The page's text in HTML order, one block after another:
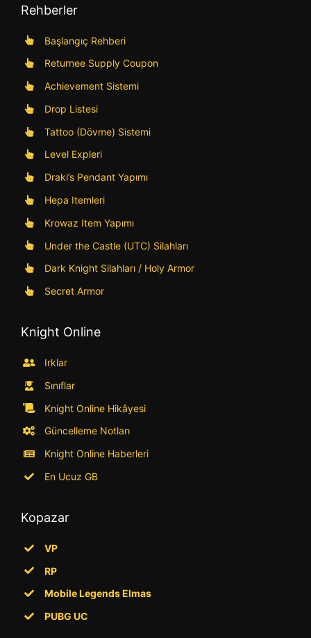
Rehberler
Başlangıç Rehberi
Returnee Supply Coupon
Achievement Sistemi
Drop Listesi
Tattoo (Dövme) Sistemi
Level Expleri
Draki’s Pendant Yapımı
Hepa Itemleri
Krowaz Item Yapımı
Under the Castle (UTC) Silahları
Dark Knight Silahları / Holy Armor
Secret Armor
Knight Online
Irklar
Sınıflar
Knight Online Hikâyesi
Güncelleme Notları
Knight Online Haberleri
En Ucuz GB
Kopazar
VP
RP
Mobile Legends Elmas
PUBG UC